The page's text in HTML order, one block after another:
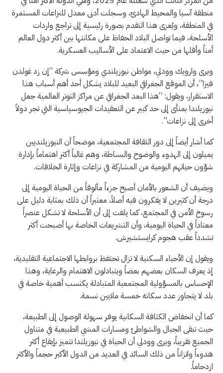
منطقة آسيا والمحيط الهادئ، وسجلت أدنى معدل للنزاعات المستمرة
في المنطقة، ويُعزى هذا التقدم بصورة رئيسية إلى تراجع واردات
الأسلحة، فيما تواصل البلاد الحفاظ على مكانتها بين أكثر دول العالم
أمناً وأقلها من حيث الاعتماد على الأساليب العسكرية.
ويرى وارويك وودلي، مواطن نيوزيلندي ومؤسس شركة “إن زد غولدن
فيزا”، أن الموقع الجغرافي البعيد للبلاد يشكل أحد أهم أسباب هذا
الاستقرار، ويقول: “هذا البعد الجغرافي عن مراكز التوتر العالمية جعل
نيوزيلندا بمنأى إلى حد كبير عن التعقيدات الجيوسياسية التي تجر دولاً
أخرى إلى نزاعات”.
كما أشار أيضاً إلى دور الثقافة المجتمعية، موضحاً أن النيوزيلنديين
يميلون إلى الهدوء والوضوح والبساطة، وهم غالباً أكثر اهتماماً بإدارة
شؤون حياتهم اليومية من المشاركة في نزاعات وإثارة الخلافات.
ويضيف أن الشعور بالأمان أصبح جزءاً مألوفاً من الحياة اليومية إلى
درجة أن كثيرين لا يفكرون فيه أصلاً، معتبراً أن ذلك بمثابة دليل على
رسوخ الأمن في المجتمع، كما يلفت إلى أن الأسلحة لا تشكل عنصراً
معتاداً في الحياة اليومية، وأن التشريعات الخاصة بها أصبحت أكثر
تشدداً عقب هجوم كرايستشيرش.
ويقول إن الأحياء السكنية لا تزال تحتفظ بروابطها الاجتماعية التقليدية،
إذ يعرف السكان بعضهم بعضاً ويتبادلون الاهتمام والرعاية، وهذا
الإحساس بالمسؤولية المجتمعية المتبادلة يكتسب أهمية خاصة في
بلد لا يتجاوز عدد سكانه خمسة ملايين نسمة.
كما أن انخفاض الكثافة السكانية يوفر سهولة الوصول إلى الطبيعة،
حيث تبقى الجبال والشواطئ ومسارات المشي الطبيعية في متناول
الجميع تقريباً، ويرى وودلي أن الحياة في نيوزيلندا تتميز بإيقاع أكثر
هدوءاً واتزاناً من ذلك السائد في العديد من الدول الأكبر حجماً والأكثر
ازدحاماً.